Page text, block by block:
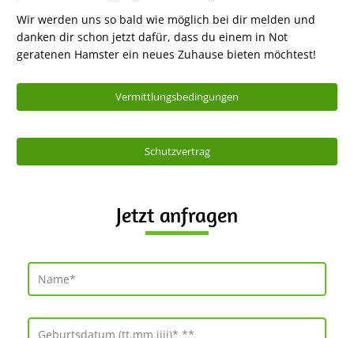
Wir werden uns so bald wie möglich bei dir melden und
danken dir schon jetzt dafür, dass du einem in Not
geratenen Hamster ein neues Zuhause bieten möchtest!
Vermittlungsbedingungen
Schutzvertrag
Jetzt anfragen